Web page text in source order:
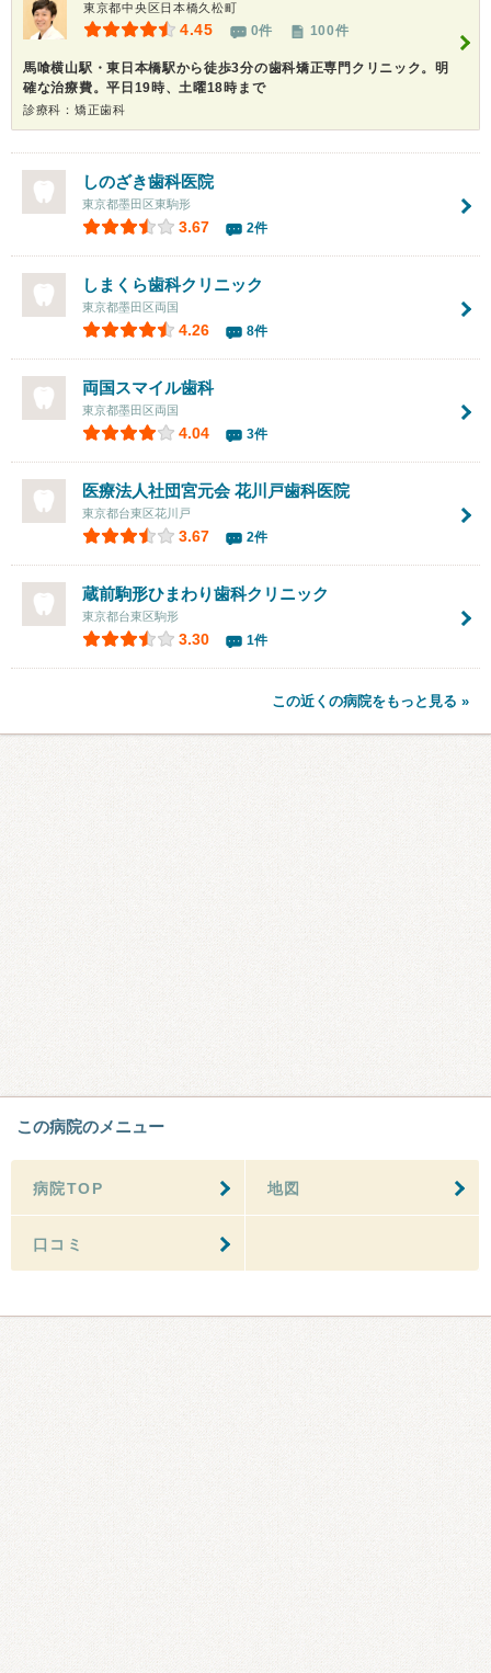
東京都中央区日本橋久松町
4.45 0件 100件
馬喰横山駅・東日本橋駅から徒歩3分の歯科矯正専門クリニック。明
確な治療費。平日19時、土曜18時まで
診療科：矯正歯科
しのざき歯科医院
東京都墨田区東駒形
3.67 2件
しまくら歯科クリニック
東京都墨田区両国
4.26 8件
両国スマイル歯科
東京都墨田区両国
4.04 3件
医療法人社団宮元会花川戸歯科医院
東京都台東区花川戸
3.67 2件
蔵前駒形ひまわり歯科クリニック
東京都台東区駒形
3.30 1件
この近くの病院をもっと見る »
この病院のメニュー
病院TOP 地図
口コミ